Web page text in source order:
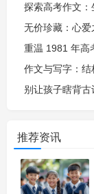
无价珍藏：心
重温 1981 年高
推荐资讯